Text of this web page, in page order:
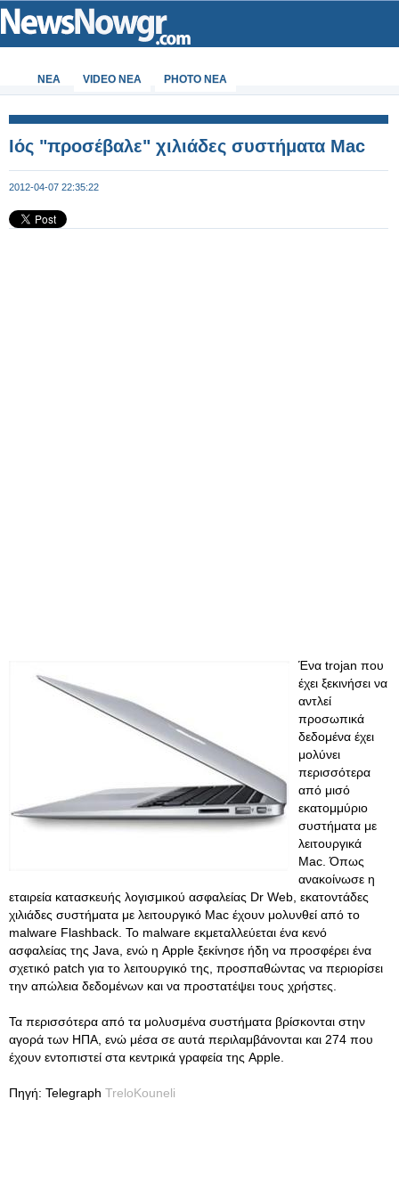
ΝΕΑ VIDEO NEA PHOTO NEA
Ιός "προσέβαλε" χιλιάδες συστήματα Mac
2012-04-07 22:35:22
Ένα trojan που
έχει ξεκινήσει να
αντλεί
προσωπικά
δεδομένα έχει
μολύνει
περισσότερα
από μισό
εκατομμύριο
συστήματα με
λειτουργικά
Mac. Όπως
ανακοίνωσε η
εταιρεία κατασκευής λογισμικού ασφαλείας Dr Web, εκατοντάδες
χιλιάδες συστήματα με λειτουργικό Mac έχουν μολυνθεί από το
malware Flashback. Το malware εκμεταλλεύεται ένα κενό
ασφαλείας της Java, ενώ η Apple ξεκίνησε ήδη να προσφέρει ένα
σχετικό patch για το λειτουργικό της, προσπαθώντας να περιορίσει
την απώλεια δεδομένων και να προστατέψει τους χρήστες.
Τα περισσότερα από τα μολυσμένα συστήματα βρίσκονται στην
αγορά των ΗΠΑ, ενώ μέσα σε αυτά περιλαμβάνονται και 274 που
έχουν εντοπιστεί στα κεντρικά γραφεία της Apple.
Πηγή: Telegraph TreloKouneli